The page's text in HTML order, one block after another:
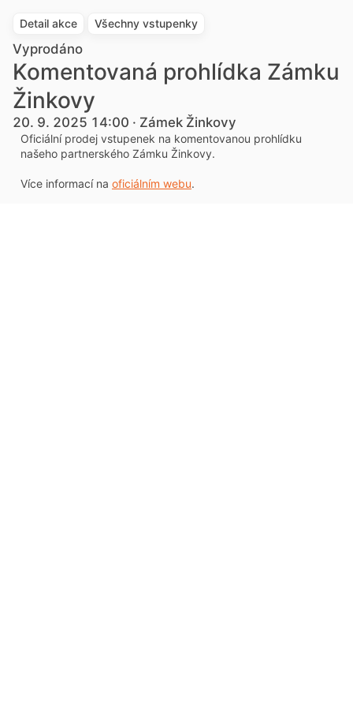
Detail akce Všechny vstupenky
Vyprodáno
Komentovaná prohlídka Zámku
Žinkovy
20. 9. 2025 14:00 · Zámek Žinkovy
Oficiální prodej vstupenek na komentovanou prohlídku
našeho partnerského Zámku Žinkovy.
Více informací na oficiálním webu.